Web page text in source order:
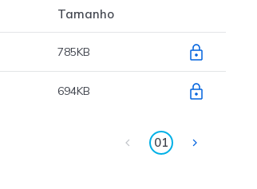
Tamanho
785KB
694KB
01